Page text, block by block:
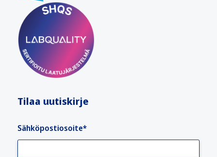
Tilaa uutiskirje
Sähköpostiosoite*